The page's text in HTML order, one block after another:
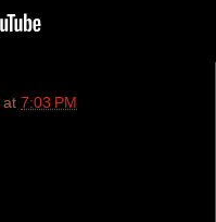
at 7:03 PM